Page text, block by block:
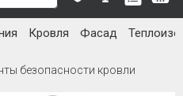
Кровля Фасад
безопасности кровли